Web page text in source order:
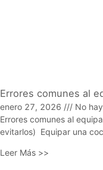
Errores comunes al
enero 27, 2026
No
Errores comunes al
evitarlos) Equipar una
Leer Más >>